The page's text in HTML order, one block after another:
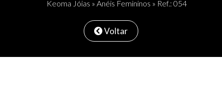
Keoma Jóias » Anéis Femininos » Ref.: 054
Voltar